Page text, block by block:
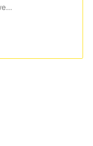
Backrooms. Bez wyjścia (wersja rozszerzona)